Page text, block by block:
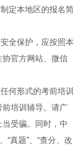
定本地区的报名简
全保护，应按照本
官方网站、微信
何形式的考前培训
培训辅导。请广
受骗。同时，中
“真题”、“查分、改